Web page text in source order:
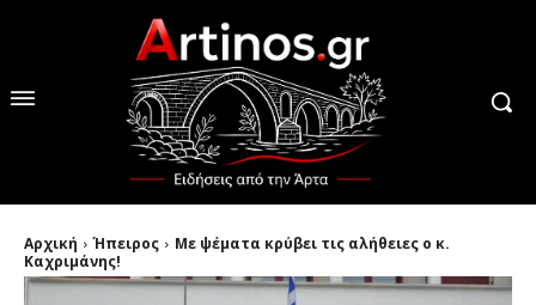
Αρχική Ήπειρος
Με ψέματα κρύβει τις αλήθειες ο κ.
Καχριμάνης!